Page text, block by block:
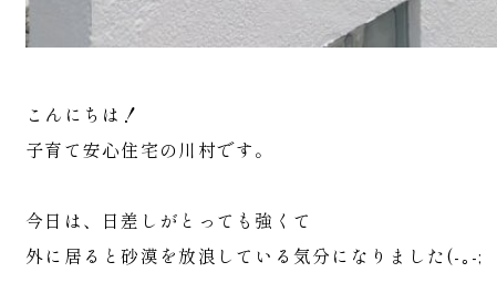
こんにちは！
子育て安心住宅の川村です。
今日は、日差しがとっても強くて
外に居ると砂漠を放浪している気分になりました(-｡-;